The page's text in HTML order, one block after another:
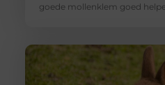
goede mollenklem goed